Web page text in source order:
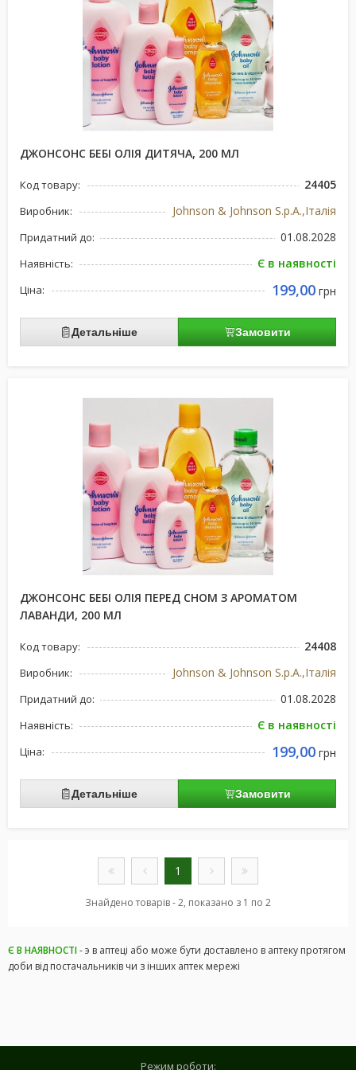
ДЖОНСОНС БЕБІ ОЛІЯ ДИТЯЧА, 200 МЛ
Код товару: 24405
Виробник: Johnson & Johnson S.p.A.,Італія
Придатний до: 01.08.2028
Наявність: Є в наявності
Ціна: 199,00 грн
Детальніше Замовити
ДЖОНСОНС БЕБІ ОЛІЯ ПЕРЕД СНОМ З АРОМАТОМ
ЛАВАНДИ, 200 МЛ
Код товару: 24408
Виробник: Johnson & Johnson S.p.A.,Італія
Придатний до: 01.08.2028
Наявність: Є в наявності
Ціна: 199,00 грн
Детальніше Замовити
1
Знайдено товарів - 2, показано з 1 по 2
Є В НАЯВНОСТІ- э в аптеці або може бути доставлено в аптеку протягом
доби від постачальників чи з інших аптек мережі
Режим роботи: